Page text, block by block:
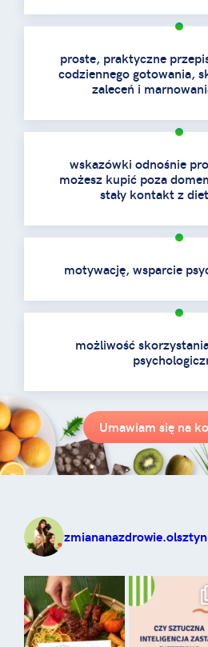
proste, praktyczne
codziennego gotowania,
zaleceń i
wskazówki odnośnie
możesz kupić poza
stały kontakt z
motywację, wsparcie
możliwość
Umawiam się na
zmiananazdrowie.olsztyn